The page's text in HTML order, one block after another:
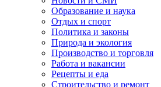
Образование и наука
Отдых и спорт
Политика и законы
Природа и экология
Производство и торговля
Работа и вакансии
Рецепты и еда
Строительство и ремонт